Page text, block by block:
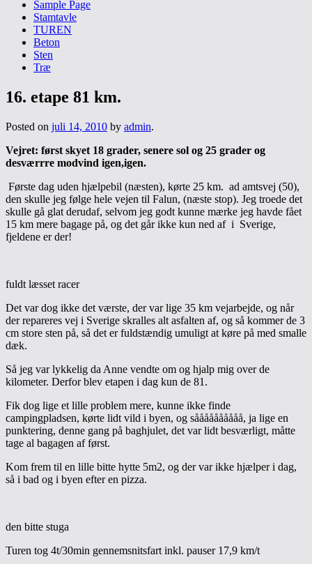
Sample Page
Stamtavle
TUREN
Beton
Sten
Træ
16. etape 81 km.
Posted on juli 14, 2010 by admin.
Vejret: først skyet 18 grader, senere sol og 25 grader og
desværrre modvind igen,igen.
Første dag uden hjælpebil (næsten), kørte 25 km. ad amtsvej (50),
den skulle jeg følge hele vejen til Falun, (næste stop). Jeg troede det
skulle gå glat derudaf, selvom jeg godt kunne mærke jeg havde fået
15 km mere bagage på, og det går ikke kun ned af i Sverige,
fjeldene er der!
fuldt læsset racer
Det var dog ikke det værste, der var lige 35 km vejarbejde, og når
der repareres vej i Sverige skralles alt asfalten af, og så kommer de 3
cm store sten på, så det er fuldstændig umuligt at køre på med smalle
dæk.
Så jeg var lykkelig da Anne vendte om og hjalp mig over de
kilometer. Derfor blev etapen i dag kun de 81.
Fik dog lige et lille problem mere, kunne ikke finde
campingpladsen, kørte lidt vild i byen, og såååååååååå, ja lige en
punktering, denne gang på baghjulet, det var lidt besværligt, måtte
tage al bagagen af først.
Kom frem til en lille bitte hytte 5m2, og der var ikke hjælper i dag,
så i bad og i byen efter en pizza.
den bitte stuga
Turen tog 4t/30min gennemsnitsfart inkl. pauser 17,9 km/t